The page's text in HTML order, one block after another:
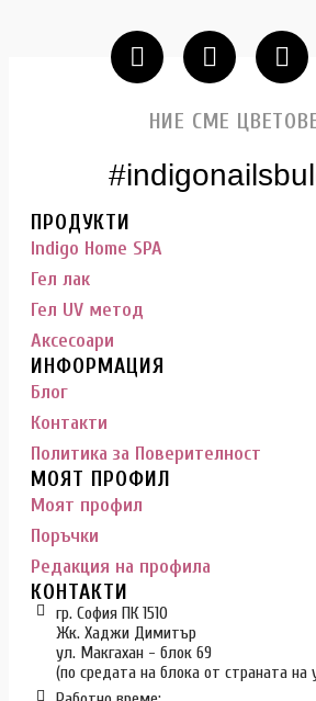
НИЕ СМЕ
ПРОДУКТИ
Indigo Home SPA
Гел лак
Гел UV метод
Аксесоари
ИНФОРМАЦИЯ
Блог
Контакти
Политика за Поверителност
МОЯТ ПРОФИЛ
Моят профил
Поръчки
Редакция на профила
КОНТАКТИ
гр. София ПК 1510
Жк. Хаджи Димитър
ул. Макгахан - блок 69
(по средата на блока от страната на